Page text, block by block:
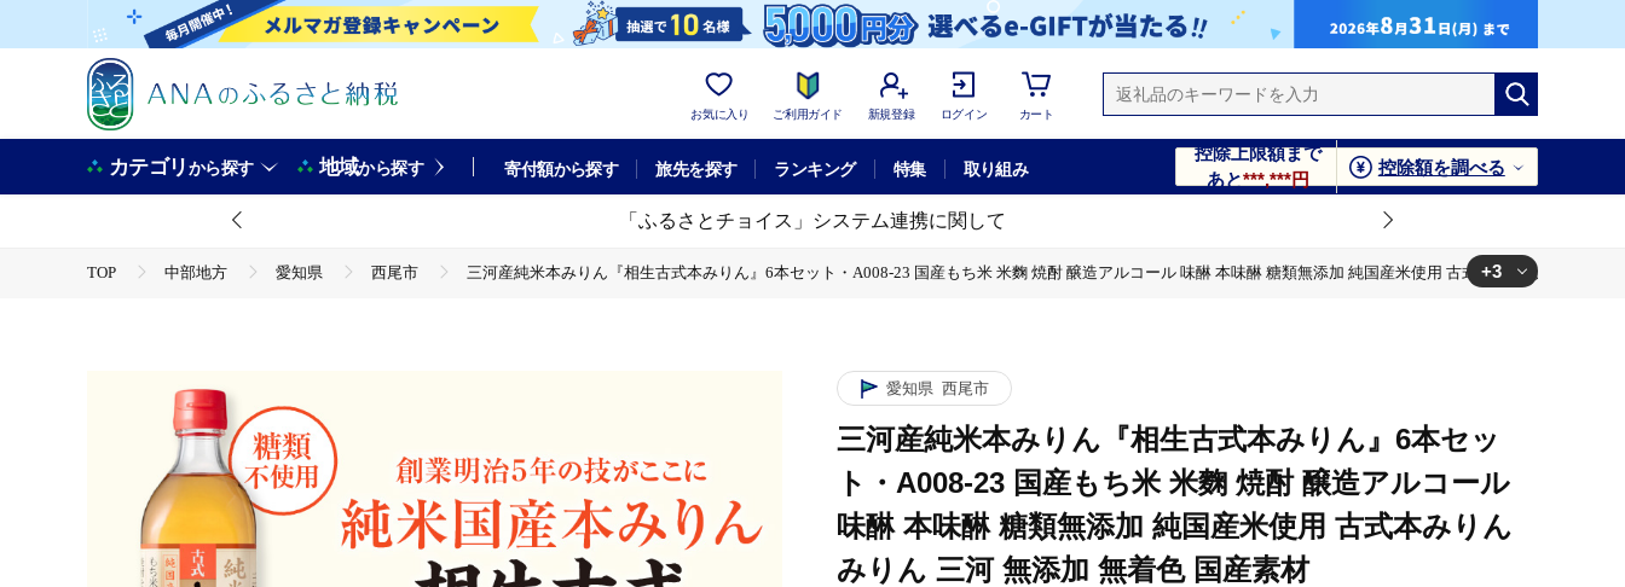
お気に入り ご利用ガイド 新規登録 ログイン カート
カテゴリから探す 地域から探す 寄付額から探す 旅先を探す ランキング 特集 取り組み
控除上限額まで
あと***,***円
控除額を調べる
「ふるさとチョイス」システム連携に関して
TOP 中部地方 愛知県 西尾市
三河産純米本みりん『相生古式本みりん』6本セット・A008-23 国産もち米 米麴 焼酎 醸造アルコール 味醂 本味醂 糖類無添加 純国産米使用 古式本みりん みりん 三
加工食品
三河産純米本みりん『相生古式本みりん』6本セット・A008-23 国産もち米 米麴 焼酎 醸造アルコール 味醂 本味醂 糖類無添加 純国産米使用 古式本みりん みりん 三河 無添加 無着色 国産素材
+3
愛知県 西尾市
三河産純米本みりん『相生古式本みりん』6本セッ
ト・A008-23 国産もち米 米麴 焼酎 醸造アルコール
味醂 本味醂 糖類無添加 純国産米使用 古式本みりん
みりん 三河 無添加 無着色 国産素材